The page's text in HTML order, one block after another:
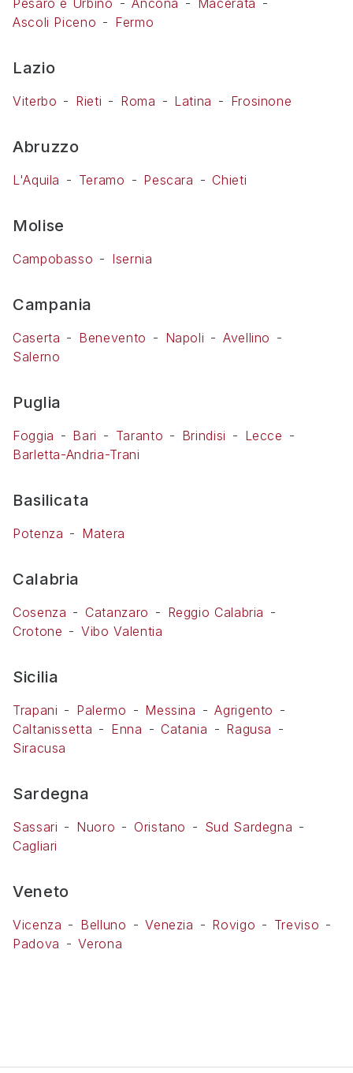
Pesaro e Urbino Ancona
Macerata
Ascoli Piceno
Fermo
Lazio
Viterbo Rieti Roma Latina Frosinone
Abruzzo
L'Aquila Teramo Pescara Chieti
Molise
Campobasso Isernia
Campania
Caserta Benevento Napoli
Avellino
Salerno
Puglia
Foggia Bari Taranto Brindisi
Lecce
Barletta-Andria-Trani
Basilicata
Potenza Matera
Calabria
Cosenza Catanzaro
Reggio Calabria
Crotone
Vibo Valentia
Sicilia
Trapani Palermo Messina
Agrigento
Caltanissetta
Enna Catania
Ragusa
Siracusa
Sardegna
Sassari Nuoro Oristano
Sud Sardegna
Cagliari
Veneto
Vicenza Belluno Venezia Rovigo
Treviso
Padova
Verona